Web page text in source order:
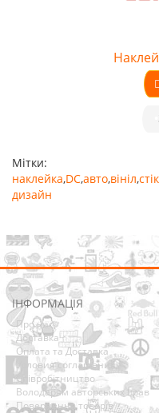
Мітки:
наклейка,DC,авто,вініл,
дизайн
ІНФОРМАЦІЯ
Про нас
Доставка
Оплата та Доставка
Условия соглашения
Співробітництво
Володарям авторських прав
Повернення товарів